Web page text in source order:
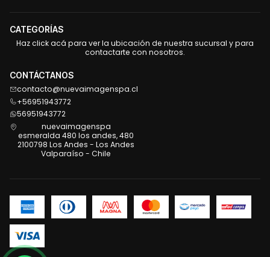
CATEGORÍAS
Haz click acá para ver la ubicación de nuestra sucursal y para
contactarte con nosotros.
CONTÁCTANOS
contacto@nuevaimagenspa.cl
+56951943772
56951943772
nuevaimagenspa
esmeralda 480 los andes, 480
2100798 Los Andes - Los Andes
Valparaíso - Chile